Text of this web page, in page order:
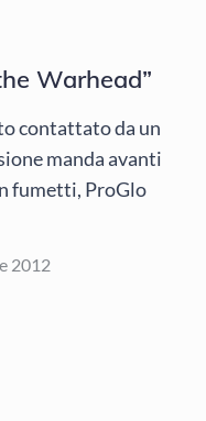
Warhead”
contattato da un
manda avanti
fumetti, ProGlo
2012